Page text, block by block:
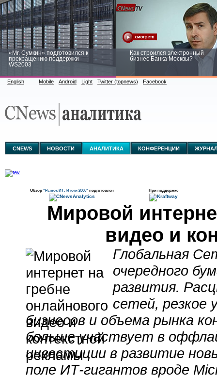
«Mr. Сумкин» подготовился к
прекращению поддержки
WS2003
Как строился электронный
бизнес Банка Москвы?
аналитике
English Mobile Android Light Twitter (topnews) Facebook
CNEWS НОВОСТИ АНАЛИТИКА КОНФЕРЕНЦИИ
Обзор "Рынок ИТ: Итоги 2006" подготовлен При поддержке
Мировой
видео и
Глобальная
очередного
развития.
сетей, резкое
бизнесов и объема рынка
больше участвует в
инвестиции в развитие
поле ИТ-гигантов вроде